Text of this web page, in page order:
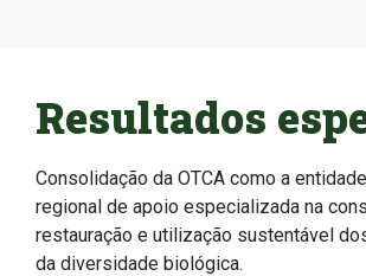
Resultados
Consolidação da OTCA como a
regional de apoio especializada na
restauração e utilização sustentável
da diversidade biológica.